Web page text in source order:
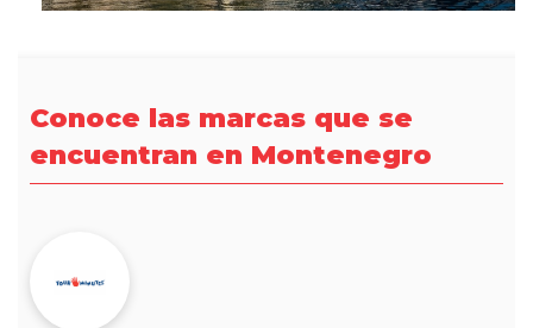
Conoce las marcas que se
encuentran en Montenegro